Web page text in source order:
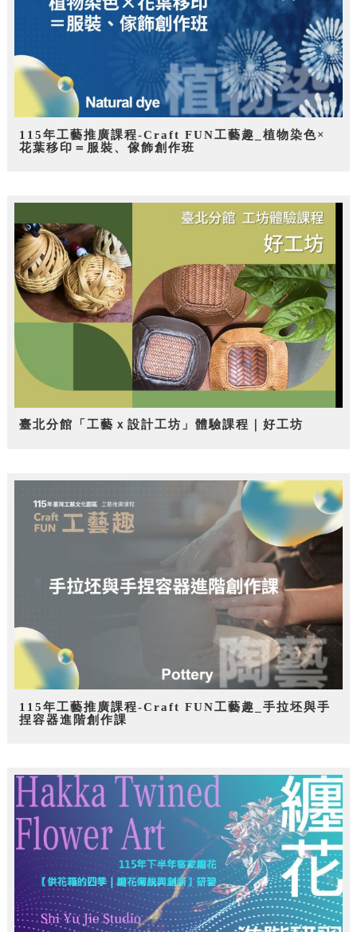
115年工藝推廣課程-Craft FUN工藝趣_植物染色×
花葉移印＝服裝、傢飾創作班
臺北分館「工藝ｘ設計工坊」體驗課程｜好工坊
115年工藝推廣課程-Craft FUN工藝趣_手拉坯與手
捏容器進階創作課